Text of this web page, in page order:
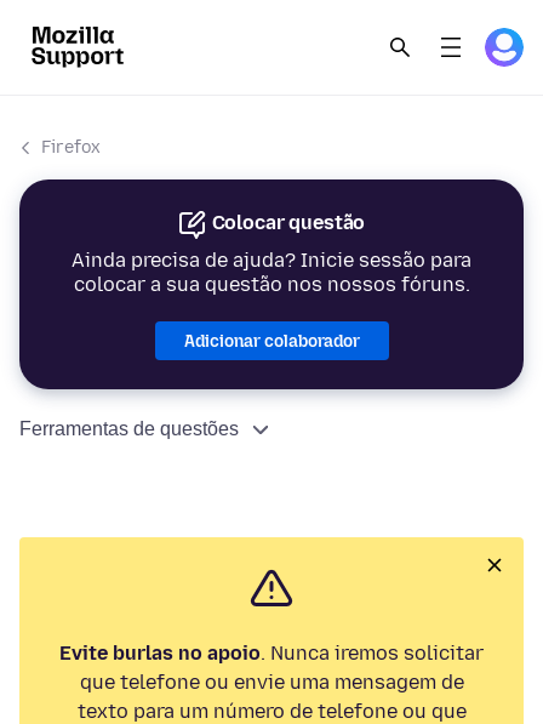
Firefox
Colocar questão
Ainda precisa de ajuda? Inicie sessão para
colocar a sua questão nos nossos fóruns.
Adicionar colaborador
Ferramentas de questões
Evite burlas no apoio. Nunca iremos solicitar
que telefone ou envie uma mensagem de
texto para um número de telefone ou que